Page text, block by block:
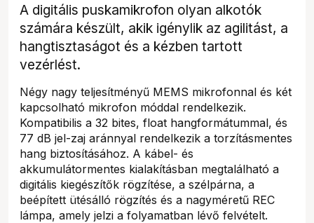
A digitális puskamikrofon olyan alkotók
számára készült, akik igénylik az agilitást, a
hangtisztaságot és a kézben tartott
vezérlést.
Négy nagy teljesítményű MEMS mikrofonnal és két
kapcsolható mikrofon móddal rendelkezik.
Kompatibilis a 32 bites, float hangformátummal, és
77 dB jel-zaj aránnyal rendelkezik a torzításmentes
hang biztosításához. A kábel- és
akkumulátormentes kialakításban megtalálható a
digitális kiegészítők rögzítése, a szélpárna, a
beépített ütésálló rögzítés és a nagyméretű REC
lámpa, amely jelzi a folyamatban lévő felvételt.